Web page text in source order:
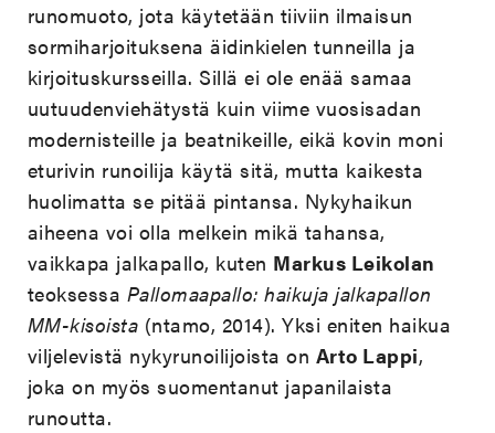
runomuoto, jota käytetään tiiviin ilmaisun
sormiharjoituksena äidinkielen tunneilla ja
kirjoituskursseilla. Sillä ei ole enää samaa
uutuudenviehätystä kuin viime vuosisadan
modernisteille ja beatnikeille, eikä kovin moni
eturivin runoilija käytä sitä, mutta kaikesta
huolimatta se pitää pintansa. Nykyhaikun
aiheena voi olla melkein mikä tahansa,
vaikkapa jalkapallo, kuten Markus Leikolan
teoksessa Pallomaapallo: haikuja jalkapallon
MM-kisoista (ntamo, 2014). Yksi eniten haikua
viljelevistä nykyrunoilijoista on Arto Lappi,
joka on myös suomentanut japanilaista
runoutta.